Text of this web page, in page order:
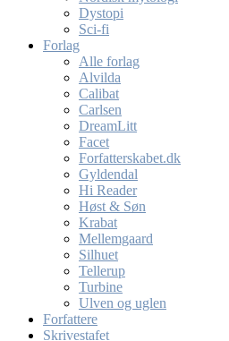
Dystopi
Sci-fi
Forlag
Alle forlag
Alvilda
Calibat
Carlsen
DreamLitt
Facet
Forfatterskabet.dk
Gyldendal
Hi Reader
Høst & Søn
Krabat
Mellemgaard
Silhuet
Tellerup
Turbine
Ulven og uglen
Forfattere
Skrivestafet